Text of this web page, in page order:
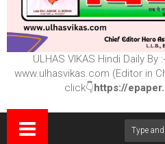
ULHAS VIKAS Hindi Daily By :-
www.ulhasvikas.com (Editor in
click👇https://